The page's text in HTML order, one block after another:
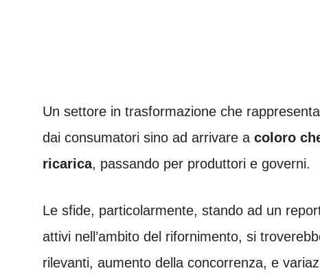
Un settore in trasformazione che
dai consumatori sino ad arrivare a coloro
ricarica, passando per produttori e governi.
Le sfide, particolarmente, stando ad un
attivi nell’ambito del rifornimento, si
rilevanti, aumento della concorrenza, e